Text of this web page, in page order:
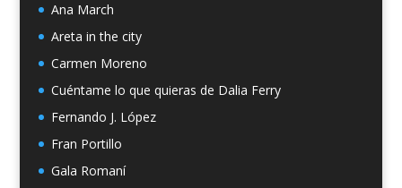
Ana March
Areta in the city
Carmen Moreno
Cuéntame lo que quieras de Dalia Ferry
Fernando J. López
Fran Portillo
Gala Romaní